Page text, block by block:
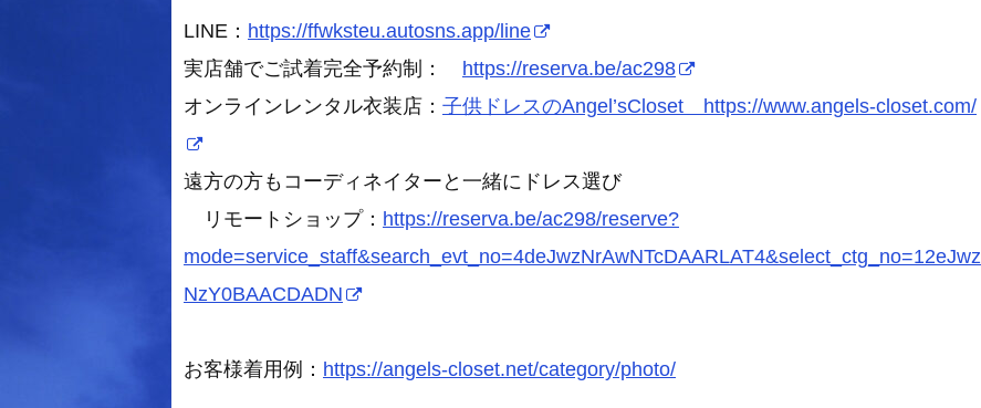
LINE： https://ffwksteu.autosns.app/line
実店舗でご試着完全予約制： https://reserva.be/ac298
オンラインレンタル衣装店： 子供ドレスのAngel’sCloset https://www.angels-closet.com/
遠方の方もコーディネイターと一緒にドレス選び
リモートショップ： https://reserva.be/ac298/reserve?
mode=service_staff&search_evt_no=4deJwzNrAwNTcDAARLAT4&select_ctg_no=12eJwz
NzY0BAACDADN
お客様着用例： https://angels-closet.net/category/photo/